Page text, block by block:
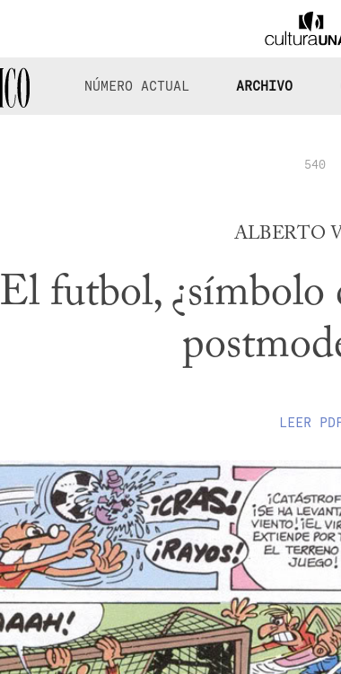
NÚMERO ACTUAL ARCHIVO
540
ALBERTO
El futbol, ¿símbolo
LEER